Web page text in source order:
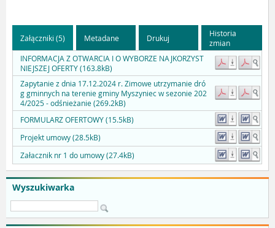
Wyszukiwarka
Załączniki (5) Metadane Drukuj
Historia
zmian
INFORMACJA Z OTWARCIA I O WYBORZE NAJKORZYST
NIEJSZEJ OFERTY (163.8kB)
Zapytanie z dnia 17.12.2024 r. Zimowe utrzymanie dró
g gminnych na terenie gminy Myszyniec w sezonie 202
4/2025 - odśnieżanie (269.2kB)
FORMULARZ OFERTOWY (15.5kB)
Projekt umowy (28.5kB)
Załacznik nr 1 do umowy (27.4kB)